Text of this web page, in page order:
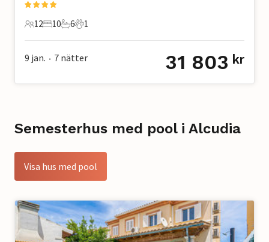
12 Gäster
12
10 Sovrum
10
6 Badrum
6
1 Husdjur
1
9 jan. • 7 nätter 31 803 kr
Semesterhus med pool i Alcudia
Visa hus med pool